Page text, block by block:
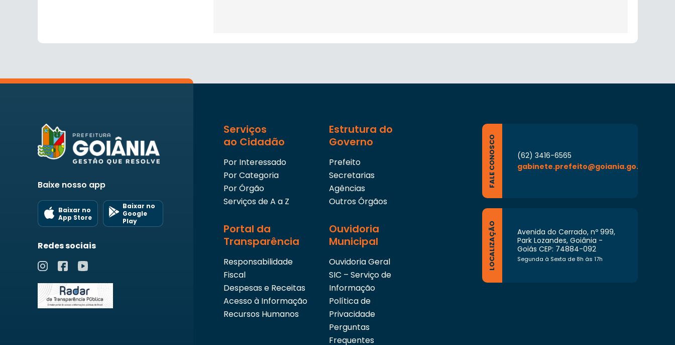
Baixe nosso app
Baixar no
App Store
Baixar no
Google
Play
Redes sociais
Serviços
ao Cidadão
Por Interessado
Por Categoria
Por Órgão
Serviços de A a Z
Estrutura do
Governo
Prefeito
Secretarias
Agências
Outros Órgãos
Portal da
Transparência
Responsabilidade
Fiscal
Despesas e Receitas
Acesso à Informação
Recursos Humanos
Ouvidoria
Municipal
Ouvidoria Geral
SIC – Serviço de
Informação
Política de
Privacidade
Perguntas
Frequentes
FALE CONOSCO
(62) 3416-6565
gabinete.prefeito@goiania.go.gov.br
LOCALIZAÇÃO
Avenida do Cerrado, nº 999,
Park Lozandes, Goiânia -
Goiás CEP: 74884-092
Segunda à Sexta de 8h às 17h